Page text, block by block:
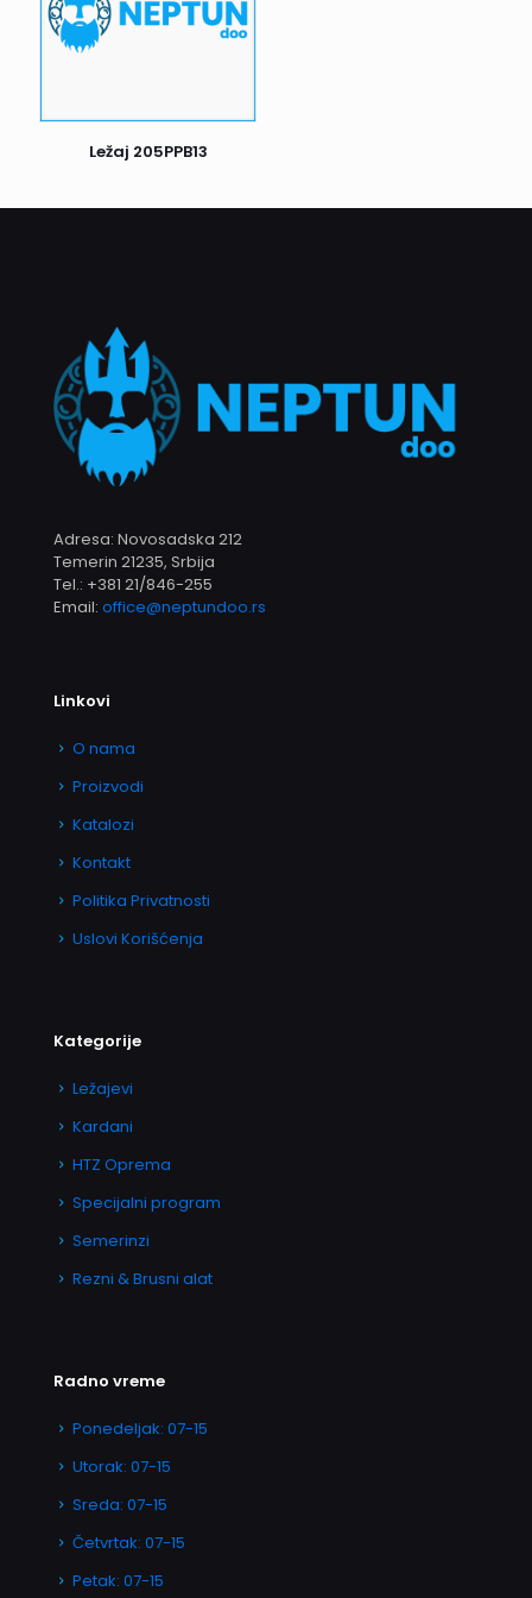
prijem i odmah nas obavestite. U suprotnom, ako je sve u
redu, potpišite prijem i uživajte u kupljenim proizvodima.
novom terminu dostave. Ukoliko ni drugi pokušaj nije
uspešan, pošiljka se vraća nama. Nakon toga, biće naš
Ležaj 205PPB13
Adresa: Novosadska 212
Temerin 21235, Srbija
Tel.: +381 21/846-255
Email: office@neptundoo.rs
Linkovi
O nama
Proizvodi
Katalozi
Kontakt
Politika Privatnosti
Uslovi Korišćenja
Kategorije
Ležajevi
Kardani
HTZ Oprema
Specijalni program
Semerinzi
Rezni & Brusni alat
Radno vreme
Ponedeljak: 07-15
Utorak: 07-15
Sreda: 07-15
Četvrtak: 07-15
Petak: 07-15